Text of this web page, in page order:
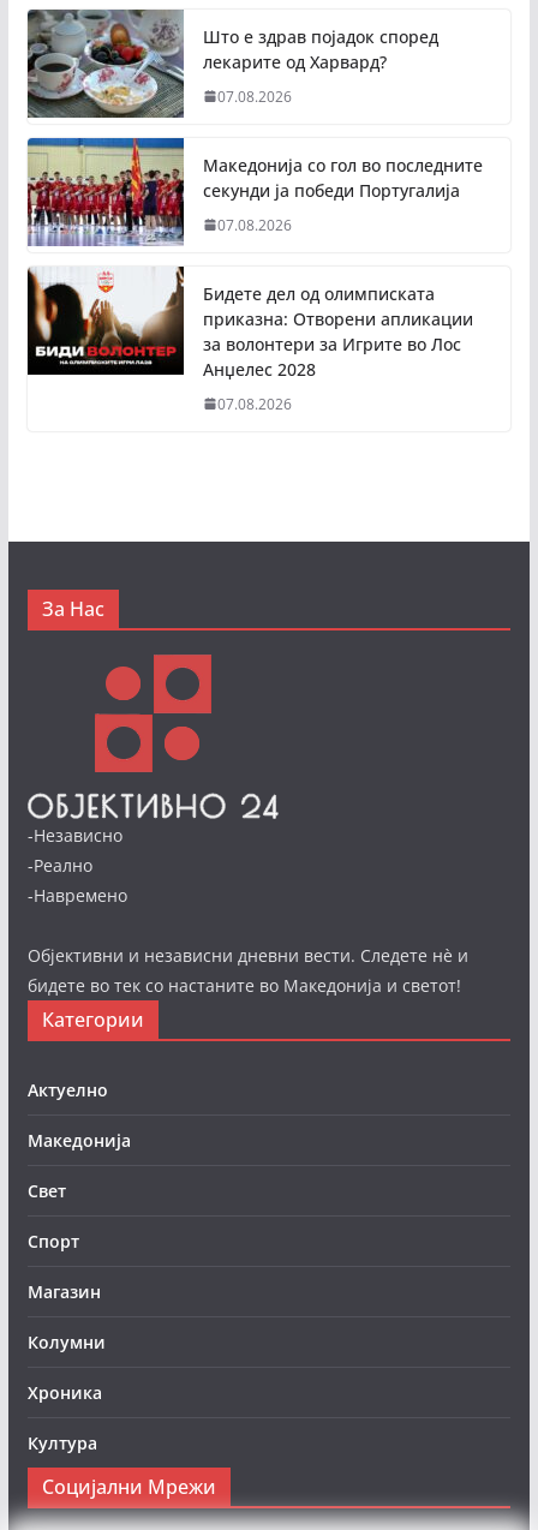
Што е здрав појадок според
лекарите од Харвард?
07.08.2026
Македонија со гол во последните
секунди ја победи Португалија
07.08.2026
Бидете дел од олимписката
приказна: Отворени апликации
за волонтери за Игрите во Лос
Анџелес 2028
07.08.2026
За Нас
-Независно
-Реално
-Навремено
Објективни и независни дневни вести. Следете нè и
бидете во тек со настаните во Македонија и светот!
Категории
Актуелно
Македонија
Свет
Спорт
Магазин
Колумни
Хроника
Култура
Социјални Мрежи